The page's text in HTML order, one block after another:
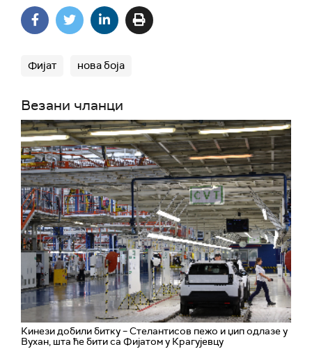
Фијат нова боја
Везани чланци
Кинези добили битку – Стелантисов пежо и џип одлазе у
Вухан, шта ће бити са Фијатом у Крагујевцу